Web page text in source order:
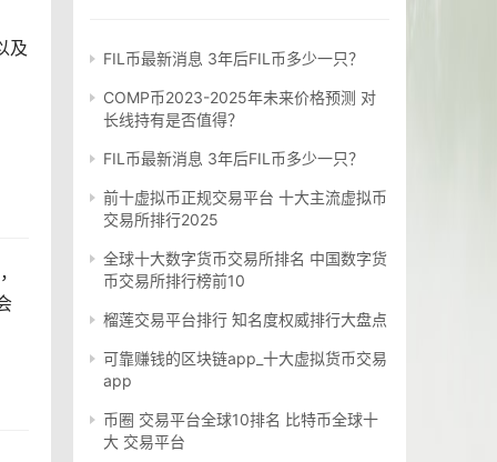
及 FIL币最新消息 3年后FIL币多少一只？
COMP币2023-2025年未来价格预测 对
长线持有是否值得？
FIL币最新消息 3年后FIL币多少一只？
前十虚拟币正规交易平台 十大主流虚拟币
交易所排行2025
全球十大数字货币交易所排名 中国数字货
币交易所排行榜前10
榴莲交易平台排行 知名度权威排行大盘点
可靠赚钱的区块链app_十大虚拟货币交易
app
币圈 交易平台全球10排名 比特币全球十
大 交易平台